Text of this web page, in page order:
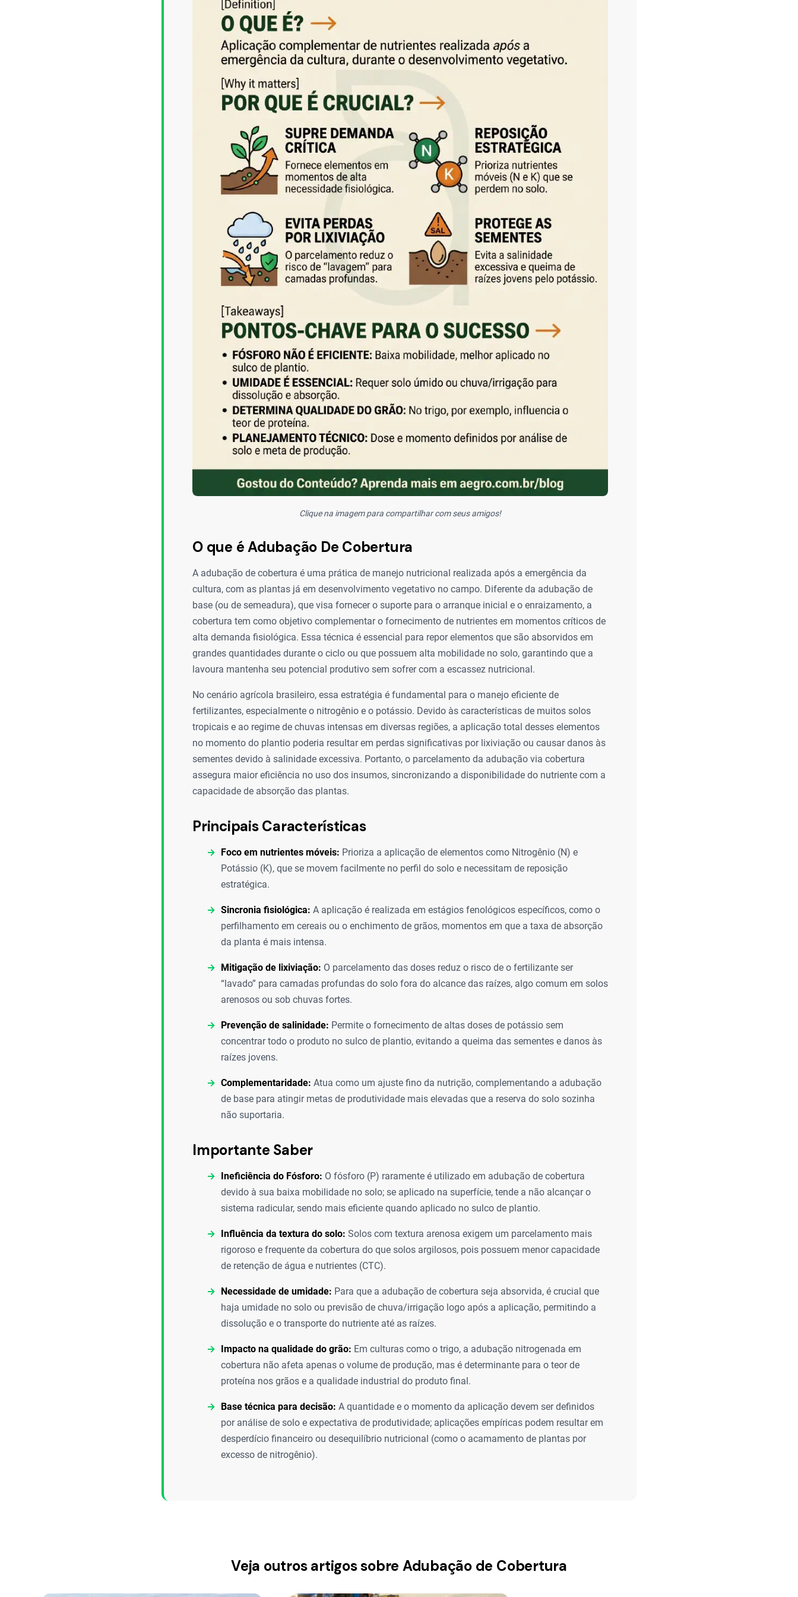
Clique na imagem para compartilhar com seus amigos!
O que é Adubação De Cobertura
A adubação de cobertura é uma prática de manejo nutricional realizada após a emergência da
cultura, com as plantas já em desenvolvimento vegetativo no campo. Diferente da adubação de
base (ou de semeadura), que visa fornecer o suporte para o arranque inicial e o enraizamento, a
cobertura tem como objetivo complementar o fornecimento de nutrientes em momentos críticos de
alta demanda fisiológica. Essa técnica é essencial para repor elementos que são absorvidos em
grandes quantidades durante o ciclo ou que possuem alta mobilidade no solo, garantindo que a
lavoura mantenha seu potencial produtivo sem sofrer com a escassez nutricional.
No cenário agrícola brasileiro, essa estratégia é fundamental para o manejo eficiente de
fertilizantes, especialmente o nitrogênio e o potássio. Devido às características de muitos solos
tropicais e ao regime de chuvas intensas em diversas regiões, a aplicação total desses elementos
no momento do plantio poderia resultar em perdas significativas por lixiviação ou causar danos às
sementes devido à salinidade excessiva. Portanto, o parcelamento da adubação via cobertura
assegura maior eficiência no uso dos insumos, sincronizando a disponibilidade do nutriente com a
capacidade de absorção das plantas.
Principais Características
Foco em nutrientes móveis: Prioriza a aplicação de elementos como Nitrogênio (N) e
Potássio (K), que se movem facilmente no perfil do solo e necessitam de reposição
estratégica.
Sincronia fisiológica: A aplicação é realizada em estágios fenológicos específicos, como o
perfilhamento em cereais ou o enchimento de grãos, momentos em que a taxa de absorção
da planta é mais intensa.
Mitigação de lixiviação: O parcelamento das doses reduz o risco de o fertilizante ser
“lavado” para camadas profundas do solo fora do alcance das raízes, algo comum em solos
arenosos ou sob chuvas fortes.
Prevenção de salinidade: Permite o fornecimento de altas doses de potássio sem
concentrar todo o produto no sulco de plantio, evitando a queima das sementes e danos às
raízes jovens.
Complementaridade: Atua como um ajuste fino da nutrição, complementando a adubação
de base para atingir metas de produtividade mais elevadas que a reserva do solo sozinha
não suportaria.
Importante Saber
Ineficiência do Fósforo: O fósforo (P) raramente é utilizado em adubação de cobertura
devido à sua baixa mobilidade no solo; se aplicado na superfície, tende a não alcançar o
sistema radicular, sendo mais eficiente quando aplicado no sulco de plantio.
Influência da textura do solo: Solos com textura arenosa exigem um parcelamento mais
rigoroso e frequente da cobertura do que solos argilosos, pois possuem menor capacidade
de retenção de água e nutrientes (CTC).
Necessidade de umidade: Para que a adubação de cobertura seja absorvida, é crucial que
haja umidade no solo ou previsão de chuva/irrigação logo após a aplicação, permitindo a
dissolução e o transporte do nutriente até as raízes.
Impacto na qualidade do grão: Em culturas como o trigo, a adubação nitrogenada em
cobertura não afeta apenas o volume de produção, mas é determinante para o teor de
proteína nos grãos e a qualidade industrial do produto final.
Base técnica para decisão: A quantidade e o momento da aplicação devem ser definidos
por análise de solo e expectativa de produtividade; aplicações empíricas podem resultar em
desperdício financeiro ou desequilíbrio nutricional (como o acamamento de plantas por
excesso de nitrogênio).
Veja outros artigos sobre Adubação de Cobertura